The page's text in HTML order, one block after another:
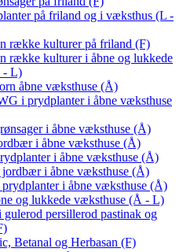
på friland og i væksthus (L -
række kulturer på friland (F)
række kulturer i åbne og lukkede
- L)
åbne væksthuse (Å)
i prydplanter i åbne væksthuse
i åbne væksthuse (Å)
i åbne væksthuse (Å)
i åbne væksthuse (Å)
i åbne væksthuse (Å)
i åbne væksthuse (Å)
og lukkede væksthuse (Å - L)
persillerod pastinak og
Betanal og Herbasan (F)